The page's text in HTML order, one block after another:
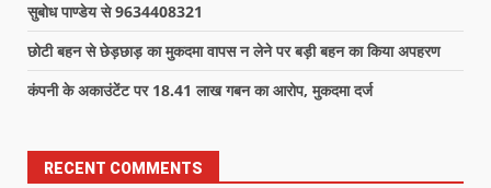
सुबोध पाण्डेय से 9634408321
छोटी बहन से छेड़छाड़ का मुकदमा वापस न लेने पर बड़ी बहन का किया अपहरण
कंपनी के अकाउंटेंट पर 18.41 लाख गबन का आरोप, मुकदमा दर्ज
RECENT COMMENTS